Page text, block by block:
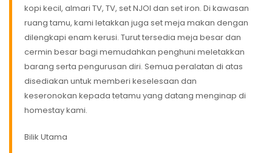
kopi kecil, almari TV, TV, set NJOI dan set iron. Di kawasan
ruang tamu, kami letakkan juga set meja makan dengan
dilengkapi enam kerusi. Turut tersedia meja besar dan
cermin besar bagi memudahkan penghuni meletakkan
barang serta pengurusan diri. Semua peralatan di atas
disediakan untuk memberi keselesaan dan
keseronokan kepada tetamu yang datang menginap di
homestay kami.
Bilik Utama